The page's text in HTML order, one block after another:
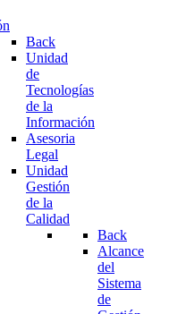
Back
Unidad
de
Tecnologías
de la
Información
Asesoria
Legal
Unidad
Gestión
de la
Calidad
Back
Alcance
del
Sistema
de